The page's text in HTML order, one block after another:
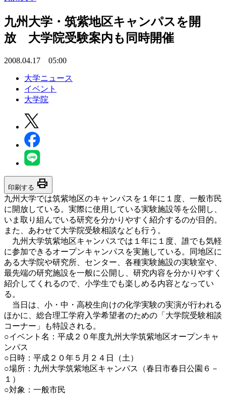
九州大学・筑紫地区キャンパスを開
放 大学院受験案内も同時開催
2008.04.17 05:00
大学ニュース
イベント
大学院
印刷する print
九州大学では筑紫地区のキャンパスを１年に１度、一般市民
に開放している。実際に使用している実験施設等を公開し、
いま取り組んでいる研究を分かりやすく紹介するのが目的。
また、あわせて大学院受験相談なども行う。
九州大学筑紫地区キャンパスでは１年に１度、誰でも気軽
に参加できるオープンキャンパスを実施している。同地区に
ある大学院や研究所、センター、各種実験施設の実験室や、
最先端の研究施設を一般に公開し、研究内容を分かりやすく
紹介してくれるので、小学生でも楽しめる内容となってい
る。
当日は、小・中・高校生向けの化学実験の実演が行われる
ほかに、総合理工学府入学希望者のための「大学院受験相談
コーナー」も特設される。
○イベント名：平成２０年度九州大学筑紫地区オープンキャ
ンパス
○日時：平成２０年５月２４日（土）
○場所：九州大学筑紫地区キャンパス（春日市春日公園６－
１）
○対象：一般市民